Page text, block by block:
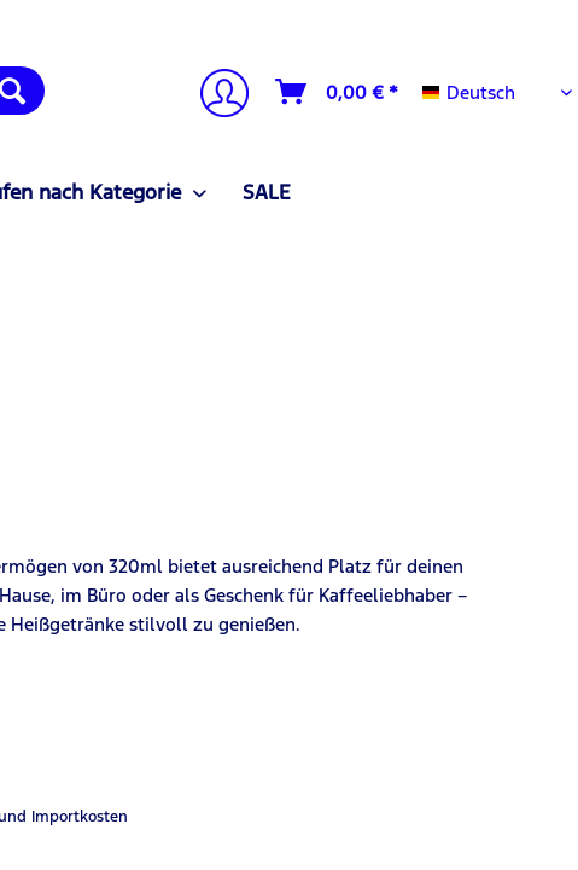
0,00 € * Deutsch
Deutsch
nach Kategorie SALE
von 320ml bietet ausreichend Platz für deinen
im Büro oder als Geschenk für Kaffeeliebhaber –
Heißgetränke stilvoll zu genießen.
Importkosten